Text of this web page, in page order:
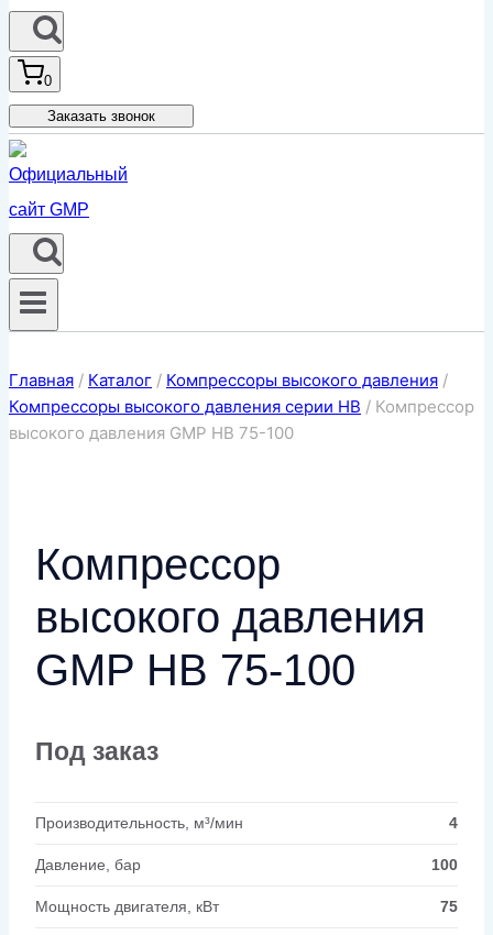
0
Заказать звонок
Главная / Каталог / Компрессоры высокого давления /
Компрессоры высокого давления серии HB / Компрессор
высокого давления GMP HB 75-100
Компрессор
высокого давления
GMP HB 75-100
Под заказ
Производительность, м³/мин 4
Давление, бар 100
Мощность двигателя, кВт 75